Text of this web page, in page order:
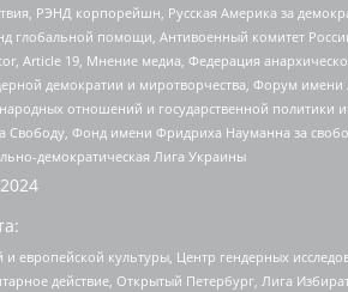
РЭНД корпорейшн, Русская Америка за
помощи, Антивоенный комитет
Article 19, Мнение медиа, Федерация
демократии и миротворчества, Форум
отношений и государственной
Фонд имени Фридриха Науманна за
демократическая Лига Украины
культуры, Центр гендерных
действие, Открытый Петербург, Лига